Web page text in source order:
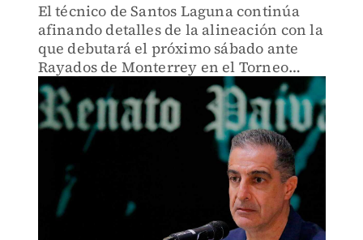
El técnico de Santos Laguna continúa
afinando detalles de la alineación con la
que debutará el próximo sábado ante
Rayados de Monterrey en el Torneo
Apertura 2026.